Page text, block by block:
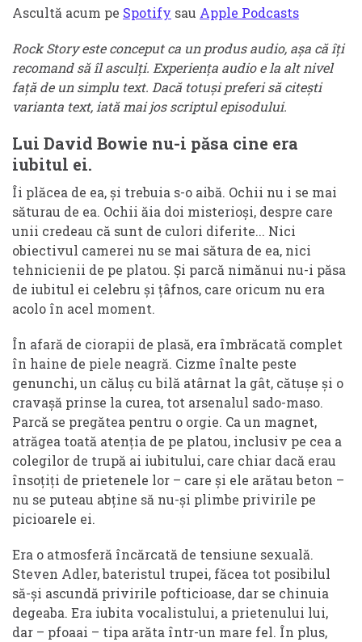
Ascultă acum pe Spotify sau Apple Podcasts
Rock Story este conceput ca un produs audio, așa că îți
recomand să îl asculți. Experiența audio e la alt nivel
față de un simplu text. Dacă totuși preferi să citești
varianta text, iată mai jos scriptul episodului.
Lui David Bowie nu-i păsa cine era
iubitul ei.
Îi plăcea de ea, și trebuia s-o aibă. Ochii nu i se mai
săturau de ea. Ochii ăia doi misterioși, despre care
unii credeau că sunt de culori diferite... Nici
obiectivul camerei nu se mai sătura de ea, nici
tehnicienii de pe platou. Și parcă nimănui nu-i păsa
de iubitul ei celebru și țâfnos, care oricum nu era
acolo în acel moment.
În afară de ciorapii de plasă, era îmbrăcată complet
în haine de piele neagră. Cizme înalte peste
genunchi, un căluș cu bilă atârnat la gât, cătușe și o
cravașă prinse la curea, tot arsenalul sado-maso.
Parcă se pregătea pentru o orgie. Ca un magnet,
atrăgea toată atenția de pe platou, inclusiv pe cea a
colegilor de trupă ai iubitului, care chiar dacă erau
însoțiți de prietenele lor – care și ele arătau beton –
nu se puteau abține să nu-și plimbe privirile pe
picioarele ei.
Era o atmosferă încărcată de tensiune sexuală.
Steven Adler, bateristul trupei, făcea tot posibilul
să-și ascundă privirile pofticioase, dar se chinuia
degeaba. Era iubita vocalistului, a prietenului lui,
dar – pfoaai – tipa arăta într-un mare fel. În plus,